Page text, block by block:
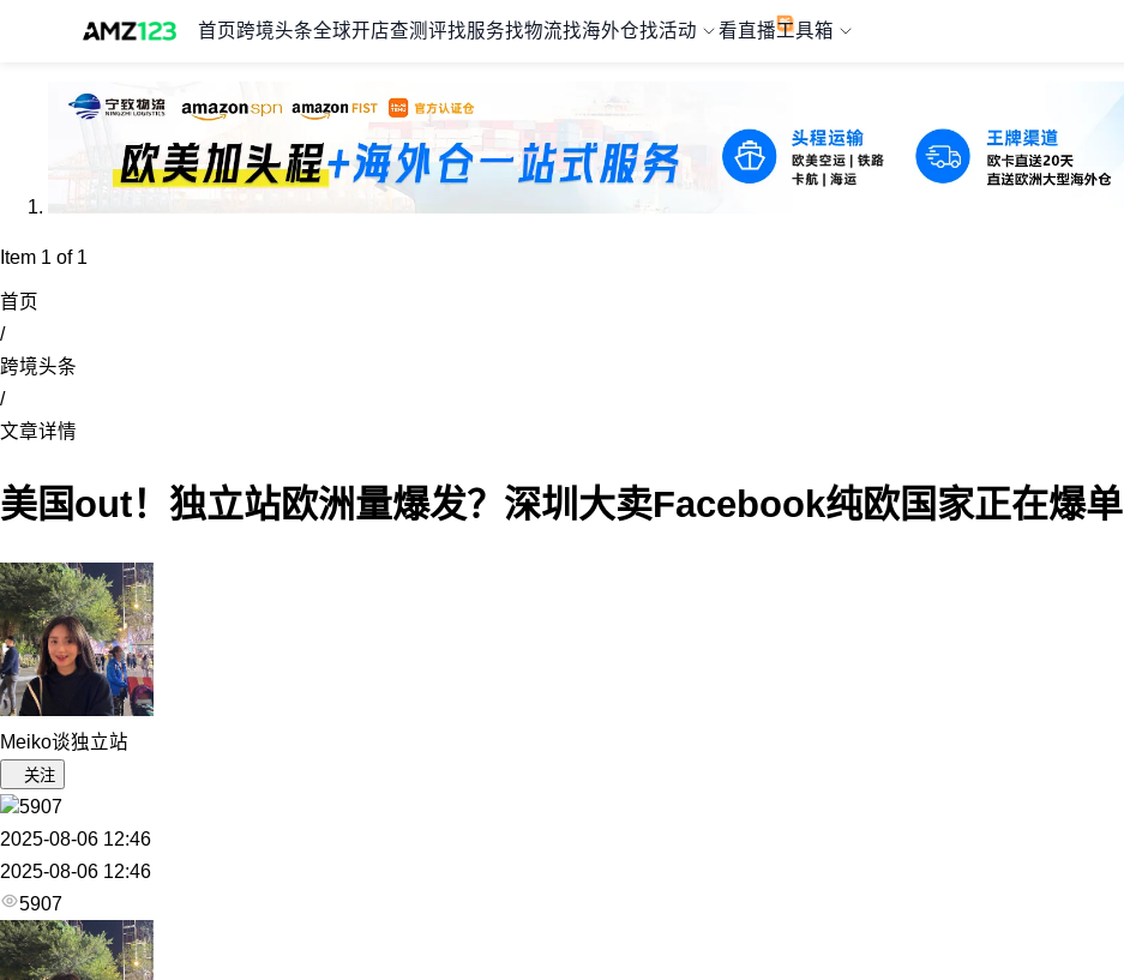
首页 跨境头条全球开店查测评找服务找物流找海外仓找活动 看直播工具箱
Item 1 of 1
首页
/
跨境头条
/
文章详情
美国out！独立站欧洲量爆发？深圳大卖Facebook纯欧国家正在爆单
Meiko谈独立站
关注
5907
2025-08-06 12:46
2025-08-06 12:46
5907